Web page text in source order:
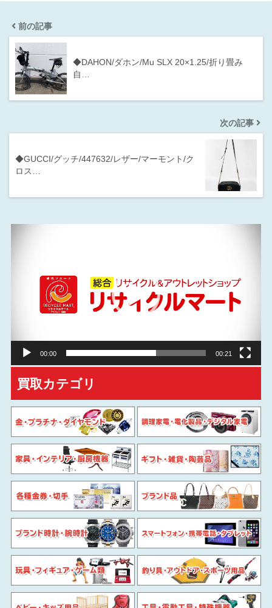
前の記事
◆DAHON/ダホン/Mu SLX 20×1.25/折り畳み
自…
次の記事
◆GUCCI/グッチ/447632/レザー/マーモント/ク
ロス…
00:00 00:21
買取カテゴリ